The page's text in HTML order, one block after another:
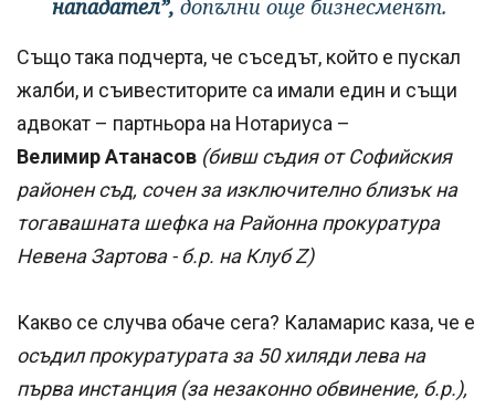
нападател”, допълни още бизнесменът.
Също така подчерта, че съседът, който е пускал
жалби, и съивеститорите са имали един и същи
адвокат – партньора на Нотариуса –
Велимир Атанасов (бивш съдия от Софийския
районен съд, сочен за изключително близък на
тогавашната шефка на Районна прокуратура
Невена Зартова - б.р. на Клуб Z)
Какво се случва обаче сега? Каламарис каза, че е
осъдил прокуратурата за 50 хиляди лева на
първа инстанция (за незаконно обвинение, б.р.),